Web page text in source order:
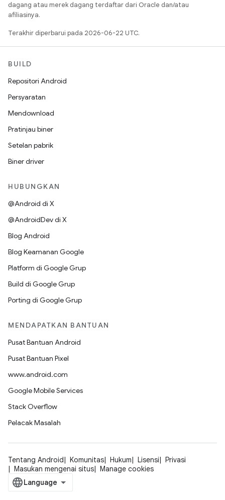
dagang atau merek dagang terdaftar dari Oracle dan/atau
afiliasinya.
Terakhir diperbarui pada 2026-06-22 UTC.
BUILD
Repositori Android
Persyaratan
Mendownload
Pratinjau biner
Setelan pabrik
Biner driver
HUBUNGKAN
@Android di X
@AndroidDev di X
Blog Android
Blog Keamanan Google
Platform di Google Grup
Build di Google Grup
Porting di Google Grup
MENDAPATKAN BANTUAN
Pusat Bantuan Android
Pusat Bantuan Pixel
www.android.com
Google Mobile Services
Stack Overflow
Pelacak Masalah
Tentang Android Komunitas Hukum Lisensi
Privasi
Masukan mengenai situs
Manage cookies